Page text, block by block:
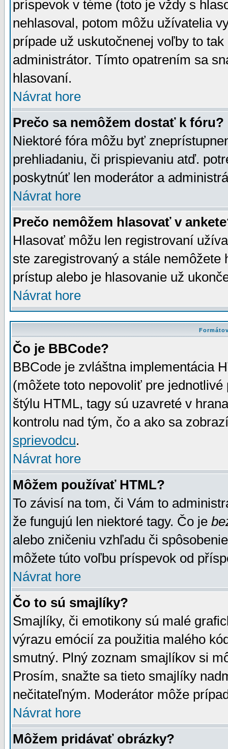
príspevok v téme (toto je vždy s
nehlasoval, potom môžu užívatelia
prípade už uskutočnenej voľby to
administrátor. Tímto opatrením sa
hlasovaní.
Návrat hore
Prečo sa nemôžem dostať k fóru?
Niektoré fóra môžu byť
prehliadaniu, či prispievaniu atď.
poskytnúť len moderátor a
Návrat hore
Prečo nemôžem hlasovať v
Hlasovať môžu len registrovaní
ste zaregistrovaný a stále
prístup alebo je hlasovanie už
Návrat hore
Čo je BBCode?
BBCode je zvláštna implementácia
(môžete toto nepovoliť pre
štýlu HTML, tagy sú uzavreté v
kontrolu nad tým, čo a ako sa
sprievodcu.
Návrat hore
Môžem používať HTML?
To závisí na tom, či Vám to
že fungujú len niektoré tagy. Čo je
alebo zničeniu vzhľadu či
môžete túto voľbu príspevok od
Návrat hore
Čo to sú smajlíky?
Smajlíky, či emotikony sú malé
výrazu emócií za použitia malého
smutný. Plný zoznam smajlíkov si
Prosím, snažte sa tieto smajlíky
nečitateľným. Moderátor môže
Návrat hore
Môžem pridávať obrázky?